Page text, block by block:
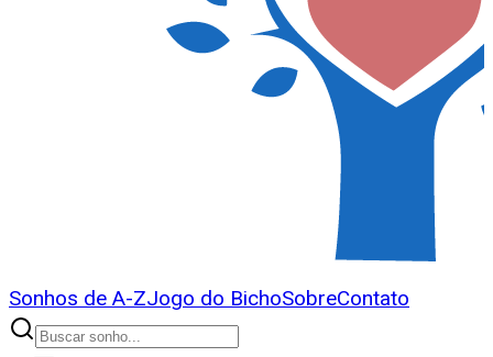
Sonhos de A-ZJogo do BichoSobreContato